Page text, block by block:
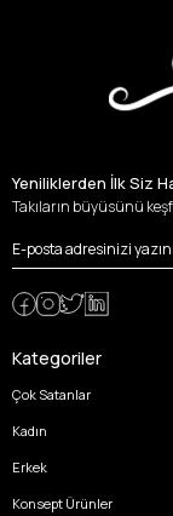
Yeniliklerden İlk Siz
Takıların büyüsünü
Kategoriler
Çok Satanlar
Kadın
Erkek
Konsept Ürünler